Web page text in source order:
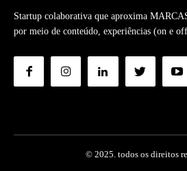
Startup colaborativa que aproxima
por meio de conteúdo, experiências (on e
© 2025. todos os direitos